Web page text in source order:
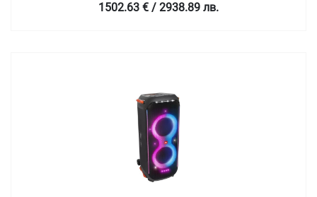
1502.63 € / 2938.89 лв.